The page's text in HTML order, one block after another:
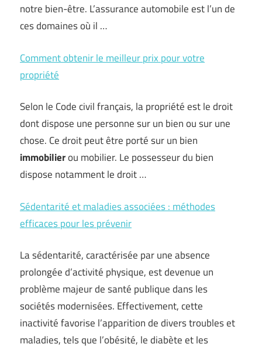
notre bien-être. L’assurance automobile est l’un de
ces domaines où il …
Comment obtenir le meilleur prix pour votre
propriété
Selon le Code civil français, la propriété est le droit
dont dispose une personne sur un bien ou sur une
chose. Ce droit peut être porté sur un bien
immobilierou mobilier. Le possesseur du bien
dispose notamment le droit …
Sédentarité et maladies associées : méthodes
efficaces pour les prévenir
La sédentarité, caractérisée par une absence
prolongée d’activité physique, est devenue un
problème majeur de santé publique dans les
sociétés modernisées. Effectivement, cette
inactivité favorise l’apparition de divers troubles et
maladies, tels que l’obésité, le diabète et les